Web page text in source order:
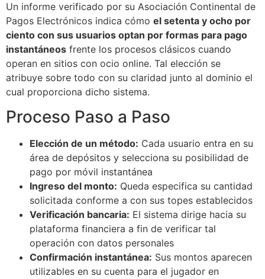
panel
panel
satın al
panel
panel
panel
panel
Un informe verificado por su Asociación Continental de
Pagos Electrónicos indica cómo el setenta y ocho por
ciento con sus usuarios optan por formas para pago
instantáneos frente los procesos clásicos cuando
operan en sitios con ocio online. Tal elección se
atribuye sobre todo con su claridad junto al dominio el
cual proporciona dicho sistema.
Proceso Paso a Paso
Elección de un método: Cada usuario entra en su
área de depósitos y selecciona su posibilidad de
pago por móvil instantánea
Ingreso del monto: Queda especifica su cantidad
solicitada conforme a con sus topes establecidos
Verificación bancaria: El sistema dirige hacia su
plataforma financiera a fin de verificar tal
operación con datos personales
Confirmación instantánea: Sus montos aparecen
utilizables en su cuenta para el jugador en